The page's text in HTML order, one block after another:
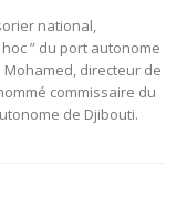
national,
” du port autonome
directeur de
commissaire du
de Djibouti.